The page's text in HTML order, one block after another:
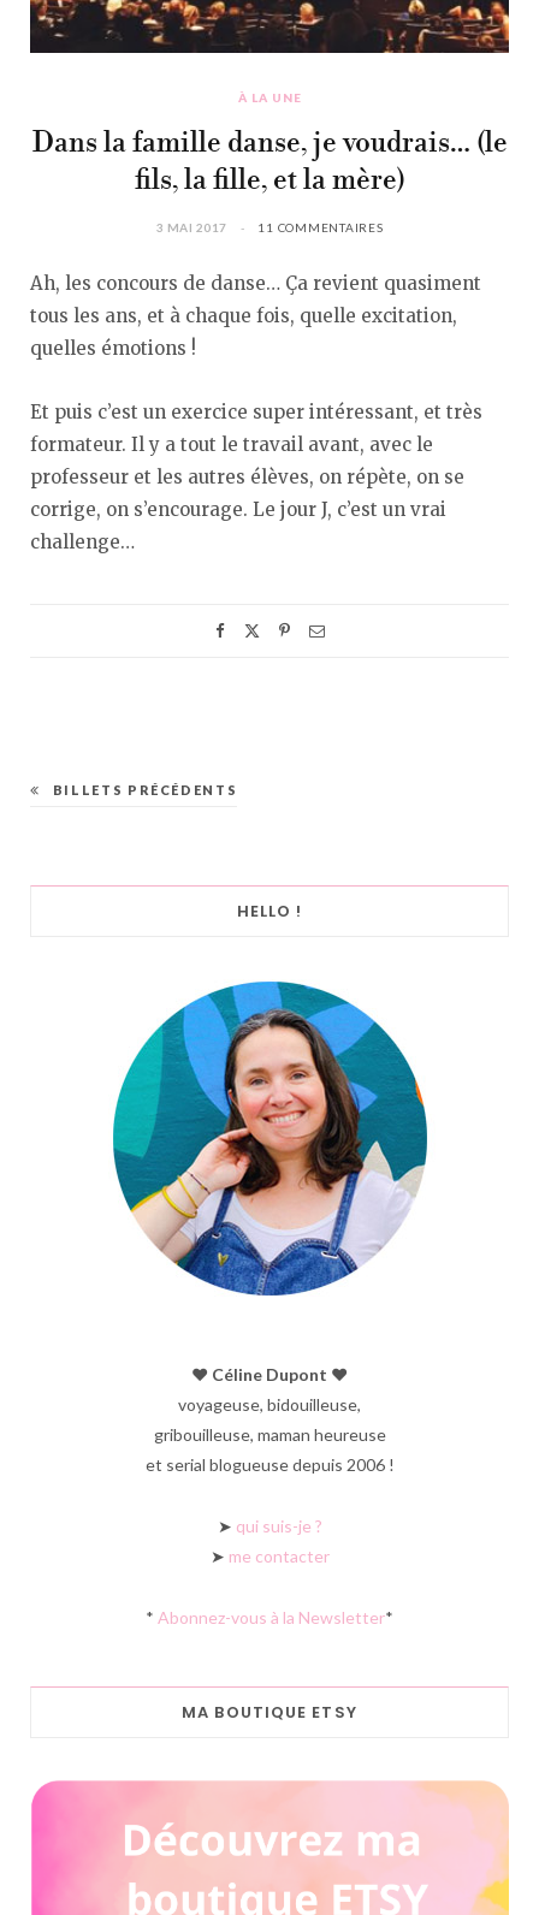
À LA UNE
Dans la famille danse, je voudrais… (le
fils, la fille, et la mère)
3 MAI 2017 11 COMMENTAIRES
Ah, les concours de danse… Ça revient quasiment
tous les ans, et à chaque fois, quelle excitation,
quelles émotions !
Et puis c’est un exercice super intéressant, et très
formateur. Il y a tout le travail avant, avec le
professeur et les autres élèves, on répète, on se
corrige, on s’encourage. Le jour J, c’est un vrai
challenge…
BILLETS PRÉCÉDENTS
HELLO !
♥︎ Céline Dupont ♥︎
voyageuse, bidouilleuse,
gribouilleuse, maman heureuse
et serial blogueuse depuis 2006 !
➤ qui suis-je ?
➤ me contacter
* Abonnez-vous à la Newsletter*
MA BOUTIQUE ETSY